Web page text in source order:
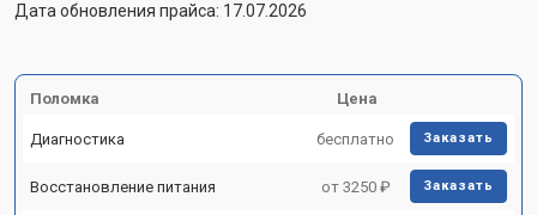
Дата обновления прайса: 17.07.2026
Поломка Цена
Диагностика бесплатно Заказать
Восстановление питания от 3250 ₽ Заказать